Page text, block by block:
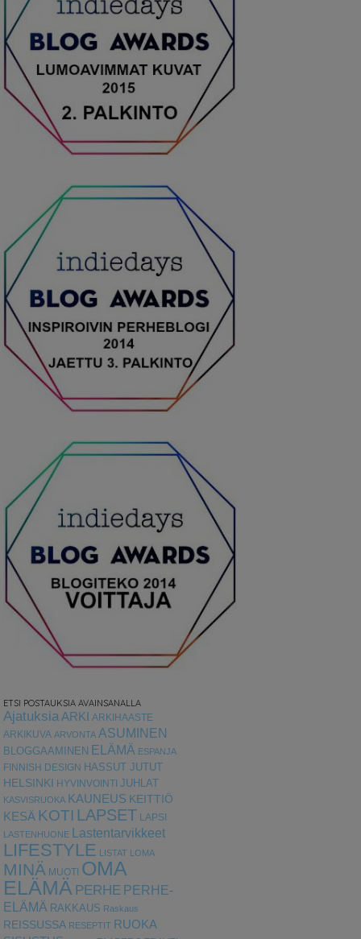
ETSI POSTAUKSIA AVAINSANALLA
Ajatuksia ARKI ARKIHAASTE
ARKIKUVA ARVONTA ASUMINEN
BLOGGAAMINEN ELÄMÄ ESPANJA
FINNISH DESIGN HASSUT JUTUT
HELSINKI HYVINVOINTI JUHLAT
KASVISRUOKA KAUNEUS KEITTIÖ
KESÄ KOTI LAPSET LAPSI
LASTENHUONE Lastentarvikkeet
LIFESTYLE LISTAT LOMA
MINÄ MUOTI OMA
ELÄMÄ PERHE PERHE-
ELÄMÄ RAKKAUS Raskaus
REISSUSSA RESEPTIT RUOKA